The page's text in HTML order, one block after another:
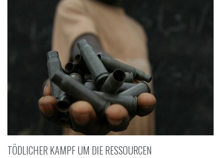
TÖDLICHER KAMPF UM DIE RESSOURCEN